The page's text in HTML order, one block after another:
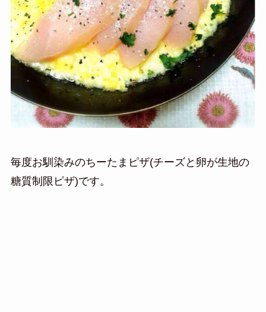
毎度お馴染みのちーたまピザ(チーズと卵が生地の
糖質制限ピザ)です。